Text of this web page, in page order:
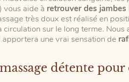
vous aide à retrouver des jambes
très doux est réalisé en
sur le long terme. Nous
apportera une vrai sensation de
détente pour